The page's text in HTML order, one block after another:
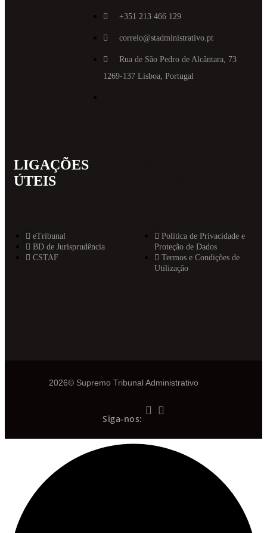
+351 213 466 129
correio@stadministrativo.pt
Rua de São Pedro de Alcântara, 73
1269-137 Lisboa, Portugal
LIGAÇÕES
ÚTEIS
eTribunal
BD de Jurisprudência
CSTAF
Política de Privacidade e
Proteção de Dados
Termos e Condições de
Utilização
2026© Supremo Tribunal Administrativo
Siga-nos: